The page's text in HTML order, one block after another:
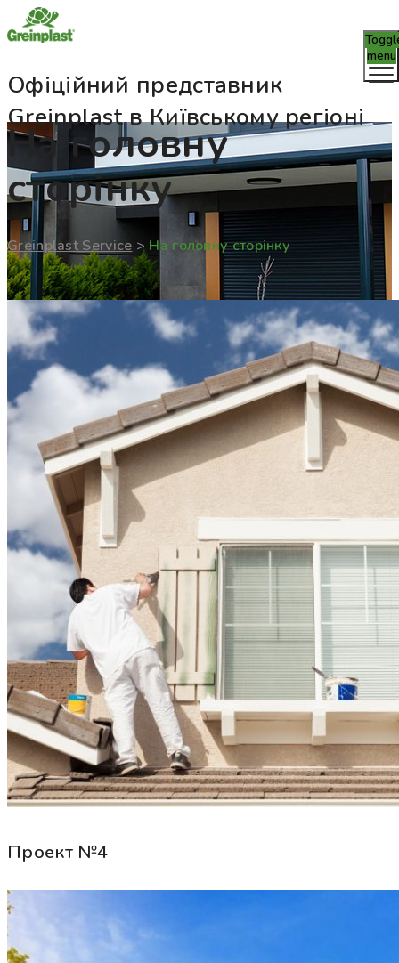
Офіційний представник
Greinplast в Київському регіоні
menu
На головну
сторінку
Greinplast Service > На головну сторінку
Проект №4